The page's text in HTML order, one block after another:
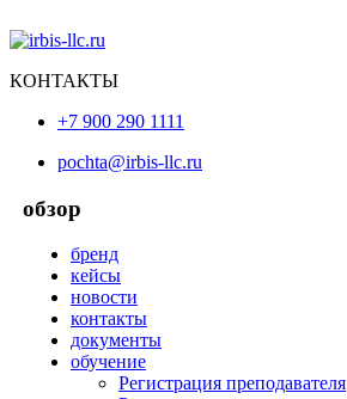
КОНТАКТЫ
+7 900 290 1111
pochta@irbis-llc.ru
обзор
бренд
кейсы
новости
контакты
документы
обучение
Регистрация преподавателя